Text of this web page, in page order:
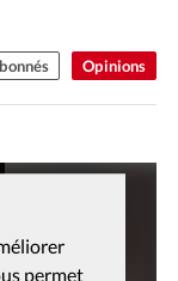
permet
Opinions